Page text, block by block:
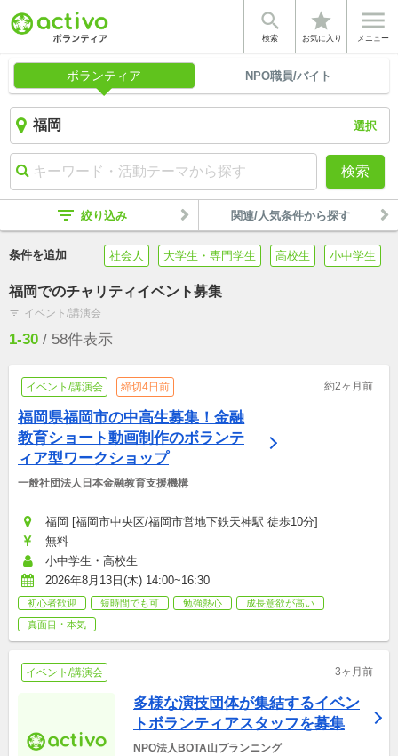

検索
star
お気に入り

メニュー
ボランティア NPO職員/バイト
選択
検索
filter_list 絞り込み 関連/人気条件から探す
条件を追加 社会人 大学生・専門学生 高校生 小中学生
福岡でのチャリティイベント募集
filter_list イベント/講演会
1-30 / 58件表示
イベント/講演会 締切4日前 約2ヶ月前
福岡県福岡市の中高生募集！金融
教育ショート動画制作のボランテ
ィア型ワークショップ
一般社団法人日本金融教育支援機構
福岡 [福岡市中央区/福岡市営地下鉄天神駅 徒歩10分]
無料
小中学生・高校生
2026年8月13日(木) 14:00~16:30
初心者歓迎 短時間でも可 勉強熱心
成長意欲が高い
真面目・本気
イベント/講演会 3ヶ月前
多様な演技団体が集結するイベン
トボランティアスタッフを募集
NPO法人BOTA山プランニング